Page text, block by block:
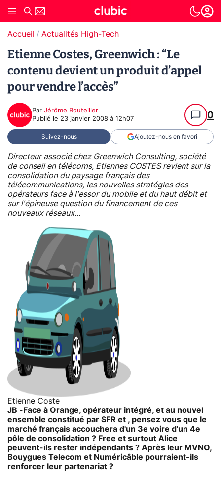
Accueil Actualités High-Tech
Etienne Costes, Greenwich : “Le
contenu devient un produit d’appel
pour vendre l’accès”
Par Jérôme Bouteiller
Publié le 23 janvier 2008 à 12h07 0
Suivez-nous Ajoutez-nous en favori
Directeur associé chez Greenwich Consulting, société
de conseil en télécoms, Etiennes COSTES revient sur la
consolidation du paysage français des
télécommunications, les nouvelles stratégies des
opérateurs face à l'essor du mobile et du haut débit et
sur l'épineuse question du financement de ces
nouveaux réseaux...
Etienne Coste
JB -Face à Orange, opérateur intégré, et au nouvel
ensemble constitué par SFR et , pensez vous que le
marché français accouchera d'un 3e voire d'un 4e
pôle de consolidation ? Free et surtout Alice
peuvent-ils rester indépendants ? Après leur MVNO,
Bouygues Telecom et Numéricâble pourraient-ils
renforcer leur partenariat ?